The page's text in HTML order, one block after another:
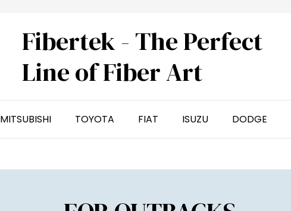
Fibertek - The Perfect
Line of Fiber Art
MITSUBISHI TOYOTA FIAT ISUZU DODGE